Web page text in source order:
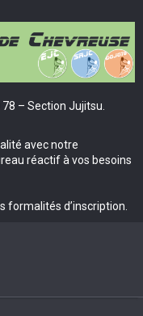
– Section Jujitsu.
avec notre
réactif à vos besoins
formalités d’inscription.